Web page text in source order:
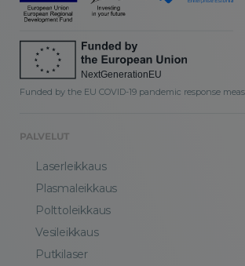
Funded by the EU COVID-19 pandemic response
PALVELUT
Laserleikkaus
Plasmaleikkaus
Polttoleikkaus
Vesileikkaus
Putkilaser